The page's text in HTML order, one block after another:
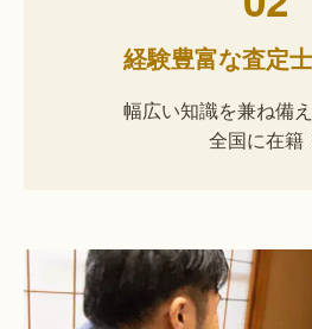
経験豊富な査定
幅広い知識を兼ね備
全国に在籍